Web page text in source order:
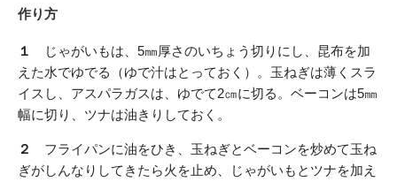
作り方
１
じゃがいもは、5㎜厚さのいちょう切りにし、昆布を加
えた水でゆでる（ゆで汁はとっておく）。玉ねぎは薄くスラ
イスし、アスパラガスは、ゆでて2㎝に切る。ベーコンは5㎜
幅に切り、ツナは油きりしておく。
２
フライパンに油をひき、玉ねぎとベーコンを炒めて玉ね
ぎがしんなりしてきたら火を止め、じゃがいもとツナを加え